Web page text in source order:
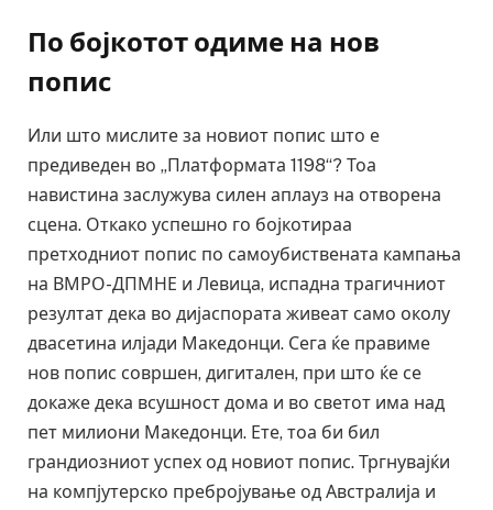
По бојкотот одиме на нов
попис
Или што мислите за новиот попис што е
предиведен во „Платформата 1198“? Тоа
навистина заслужува силен аплауз на отворена
сцена. Откако успешно го бојкотираа
претходниот попис по самоубиствената кампања
на ВМРО-ДПМНЕ и Левица, испадна трагичниот
резултат дека во дијаспората живеат само околу
двасетина илјади Македонци. Сега ќе правиме
нов попис совршен, дигитален, при што ќе се
докаже дека всушност дома и во светот има над
пет милиони Македонци. Ете, тоа би бил
грандиозниот успех од новиот попис. Тргнувајќи
на компјутерско пребројување од Австралија и